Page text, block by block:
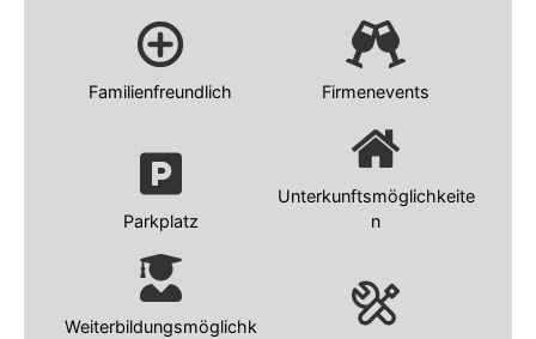
Familienfreundlich Firmenevents
Parkplatz
Unterkunftsmöglichkeite
n
Weiterbildungsmöglichk